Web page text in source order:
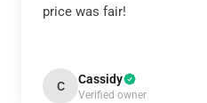
price was fair!
C Cassidy
Verified owner